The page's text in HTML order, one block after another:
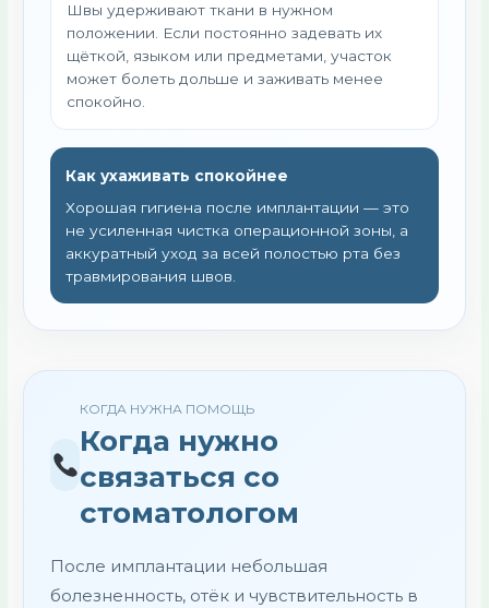
Швы удерживают ткани в нужном
положении. Если постоянно задевать их
щёткой, языком или предметами, участок
может болеть дольше и заживать менее
спокойно.
Как ухаживать спокойнее
Хорошая гигиена после имплантации — это
не усиленная чистка операционной зоны, а
аккуратный уход за всей полостью рта без
травмирования швов.
КОГДА НУЖНА ПОМОЩЬ
Когда нужно
связаться со
стоматологом
После имплантации небольшая
болезненность, отёк и чувствительность в